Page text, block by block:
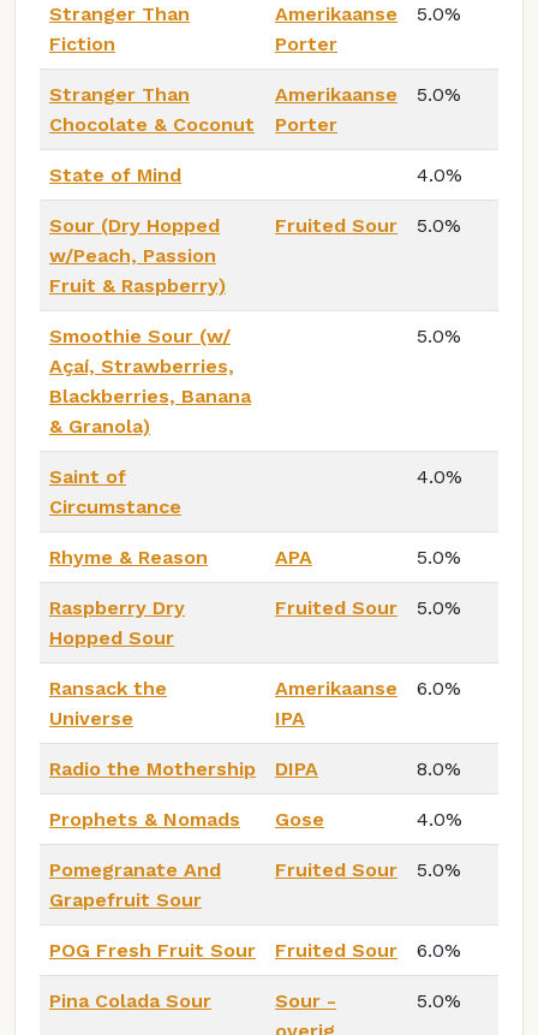
Stranger Than
Fiction
Amerikaanse
Porter
5.0%
Stranger Than
Chocolate & Coconut
Amerikaanse
Porter
5.0%
State of Mind 4.0%
Sour (Dry Hopped
w/Peach, Passion
Fruit & Raspberry)
Fruited Sour 5.0%
Smoothie Sour (w/
Açaí, Strawberries,
Blackberries, Banana
& Granola)
5.0%
Saint of
Circumstance
4.0%
Rhyme & Reason APA 5.0%
Raspberry Dry
Hopped Sour
Fruited Sour 5.0%
Ransack the
Universe
Amerikaanse
IPA
6.0%
Radio the Mothership DIPA 8.0%
Prophets & Nomads Gose 4.0%
Pomegranate And
Grapefruit Sour
Fruited Sour 5.0%
POG Fresh Fruit Sour Fruited Sour 6.0%
Pina Colada Sour
Sour -
5.0%